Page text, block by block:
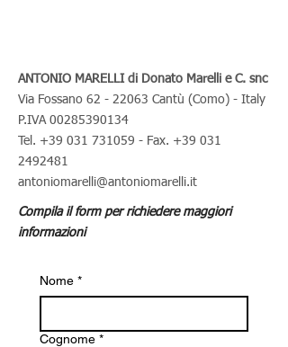
ANTONIO MARELLI di Donato Marelli e C. snc
Via Fossano 62 - 22063 Cantù (Como) - Italy
P.IVA 00285390134
Tel. +39 031 731059 - Fax. +39 031
2492481
antoniomarelli@antoniomarelli.it
Compila il form per richiedere maggiori
informazioni
Nome *
Cognome *